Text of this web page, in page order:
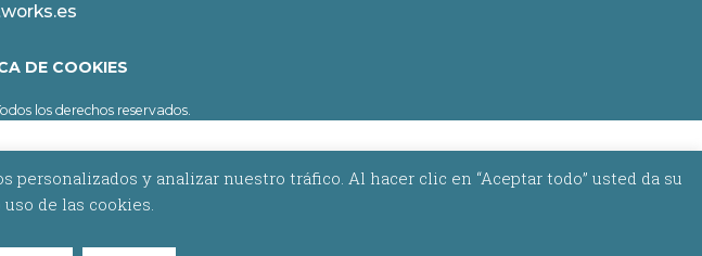
DE COOKIES
los derechos reservados.
y analizar nuestro tráfico. Al hacer clic en “Aceptar todo” usted da su
de las cookies.